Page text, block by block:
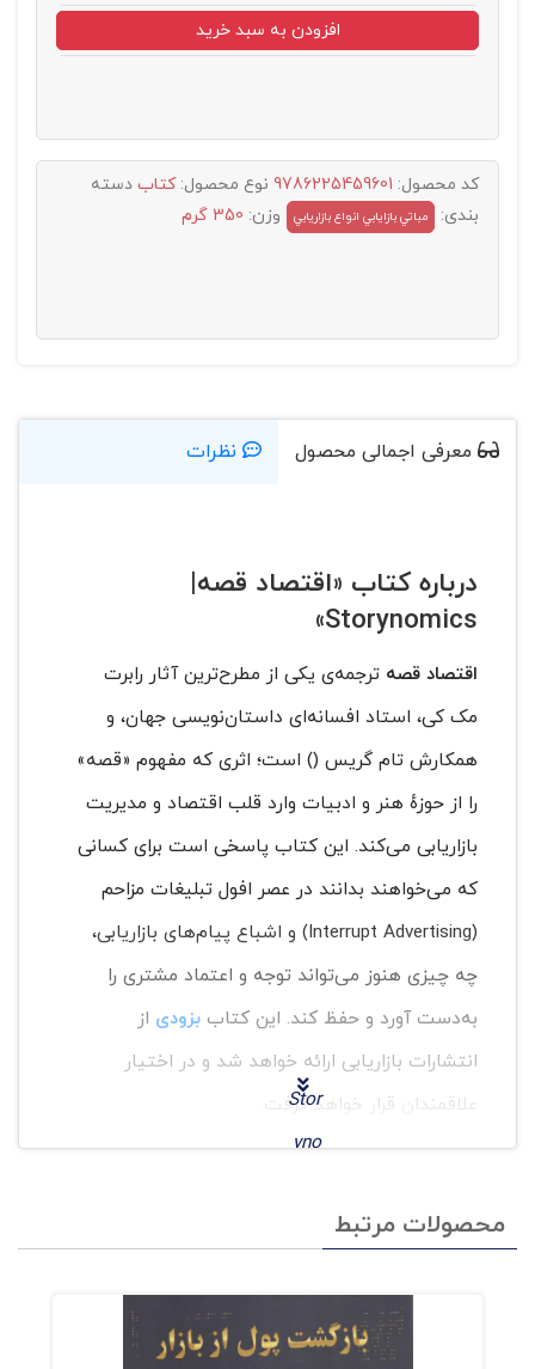
افزودن به سبد خرید
کد محصول: 9786225459601 نوع محصول:کتاب دسته
بندی:
مباتي بازايابي انواع بازاريابي وزن: 350 گرم
معرفی اجمالی محصول نظرات
درباره کتاب «اقتصاد قصه|
Storynomics»
اقتصاد قصه ترجمه‌ی یکی از مطرح‌ترین آثار رابرت
مک کی، استاد افسانه‌ای داستان‌نویسی جهان، و
همکارش تام گریس (
Stor
yno
) است؛ اثری که مفهوم «قصه»
را از حوزهٔ هنر و ادبیات وارد قلب اقتصاد و مدیریت
بازاریابی می‌کند. این کتاب پاسخی است برای کسانی
که می‌خواهند بدانند در عصر افول تبلیغات مزاحم
(Interrupt Advertising) و اشباع پیام‌های بازاریابی،
چه چیزی هنوز می‌تواند توجه و اعتماد مشتری را
به‌دست آورد و حفظ کند. این کتاب بزودی از
انتشارات بازاریابی ارائه خواهد شد و در اختیار
علاقمندان قرار خواهد گرفت.
نوین
سفری هفتاد هزار ساله می‌برد: انفجار توبا، زمستان
هزارساله و بقای بشر به‌واسطهٔ دو توانایی جادویی—
محصولات مرتبط